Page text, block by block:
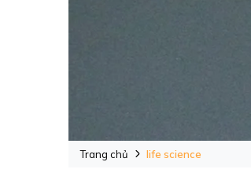
Trang chủ life science